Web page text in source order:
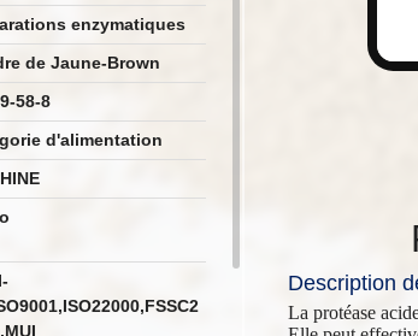
enzymatiques
de Jaune-Brown
58-8
d'alimentation
Description
La protéase